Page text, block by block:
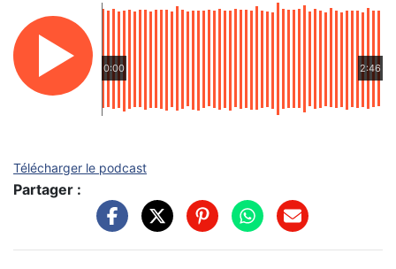
0:00 2:46
Télécharger le podcast
Partager :